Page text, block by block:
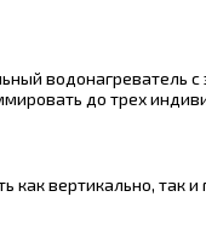
до трех
как вертикально,